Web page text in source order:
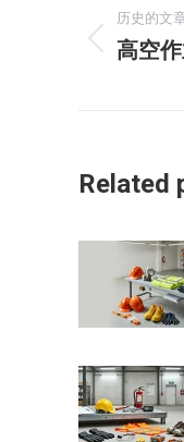
章
历史的文
历
高空
Related